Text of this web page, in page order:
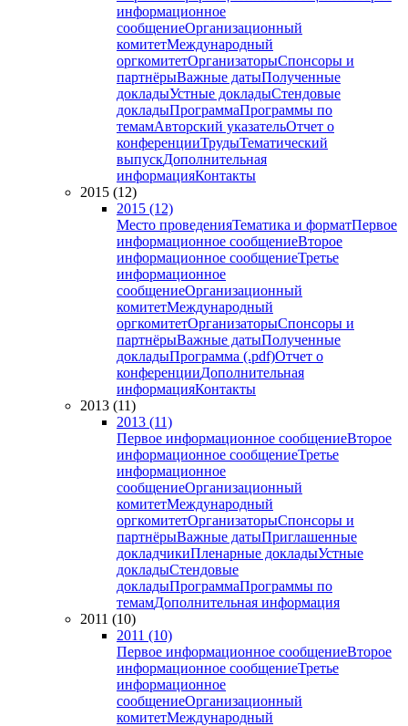
информационное
сообщениеОрганизационный
комитетМеждународный
оргкомитетОрганизаторыСпонсоры и
партнёрыВажные датыПолученные
докладыУстные докладыСтендовые
докладыПрограммаПрограммы по
темамАвторский указательОтчет о
конференцииТрудыТематический
выпускДополнительная
информацияКонтакты
2015 (12)
2015 (12)
Место проведенияТематика и форматПервое
информационное сообщениеВторое
информационное сообщениеТретье
информационное
сообщениеОрганизационный
комитетМеждународный
оргкомитетОрганизаторыСпонсоры и
партнёрыВажные датыПолученные
докладыПрограмма (.pdf)Отчет о
конференцииДополнительная
информацияКонтакты
2013 (11)
2013 (11)
Первое информационное сообщениеВторое
информационное сообщениеТретье
информационное
сообщениеОрганизационный
комитетМеждународный
оргкомитетОрганизаторыСпонсоры и
партнёрыВажные датыПриглашенные
докладчикиПленарные докладыУстные
докладыСтендовые
докладыПрограммаПрограммы по
темамДополнительная информация
2011 (10)
2011 (10)
Первое информационное сообщениеВторое
информационное сообщениеТретье
информационное
сообщениеОрганизационный
комитетМеждународный